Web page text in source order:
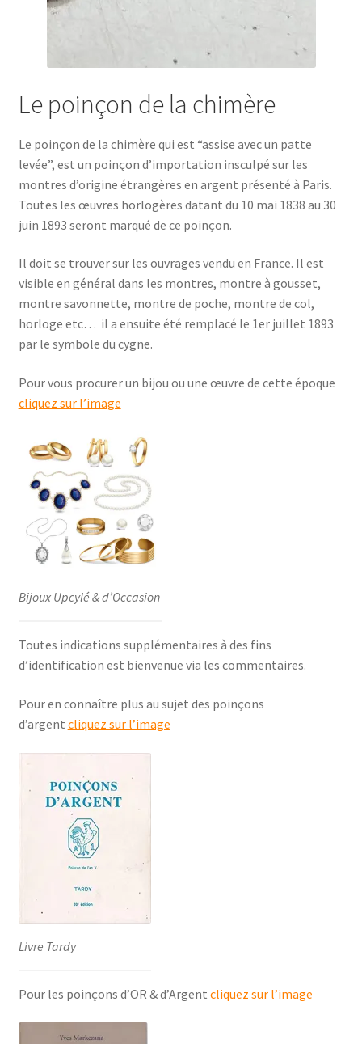
Le poinçon de la chimère
Le poinçon de la chimère qui est “assise avec un patte
levée”, est un poinçon d’importation insculpé sur les
montres d’origine étrangères en argent présenté à Paris.
Toutes les œuvres horlogères datant du 10 mai 1838 au 30
juin 1893 seront marqué de ce poinçon.
Il doit se trouver sur les ouvrages vendu en France. Il est
visible en général dans les montres, montre à gousset,
montre savonnette, montre de poche, montre de col,
horloge etc… il a ensuite été remplacé le 1er juillet 1893
par le symbole du cygne.
Pour vous procurer un bijou ou une œuvre de cette époque
cliquez sur l’image
Bijoux Upcylé & d’Occasion
Toutes indications supplémentaires à des fins
d’identification est bienvenue via les commentaires.
Pour en connaître plus au sujet des poinçons
d’argent cliquez sur l’image
Livre Tardy
Pour les poinçons d’OR & d’Argent cliquez sur l’image